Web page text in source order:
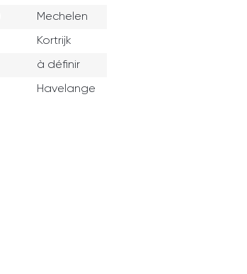
Mechelen
Kortrijk
à définir
Havelange